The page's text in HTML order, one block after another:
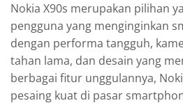
Nokia X90s merupakan pilihan
pengguna yang menginginkan
dengan performa tangguh,
tahan lama, dan desain yang
berbagai fitur unggulannya,
pesaing kuat di pasar